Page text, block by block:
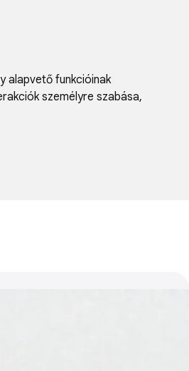
alapvető funkcióinak
személyre szabása,